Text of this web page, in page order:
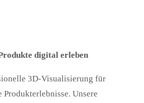
digital erleben
3D-Visualisierung für
Unsere